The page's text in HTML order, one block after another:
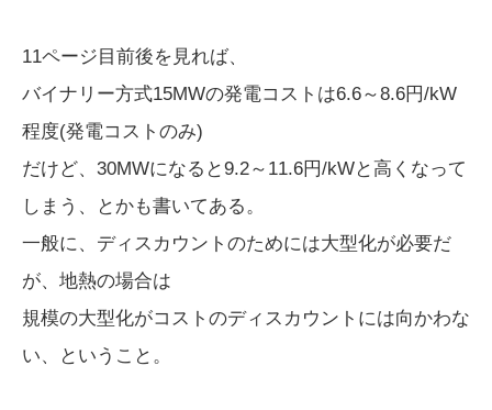
11ページ目前後を見れば、
バイナリー方式15MWの発電コストは6.6～8.6円/kW
程度(発電コストのみ)
だけど、30MWになると9.2～11.6円/kWと高くなって
しまう、とかも書いてある。
一般に、ディスカウントのためには大型化が必要だ
が、地熱の場合は
規模の大型化がコストのディスカウントには向かわな
い、ということ。